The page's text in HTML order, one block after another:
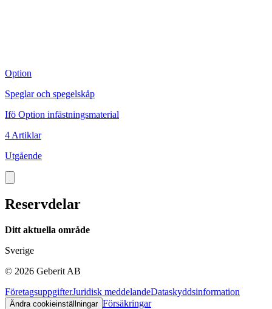
Option
Speglar och spegelskåp
Ifö Option infästningsmaterial
4 Artiklar
Utgående
Reservdelar
Ditt aktuella område
Sverige
© 2026 Geberit AB
FöretagsuppgifterJuridisk meddelandeDataskyddsinformation
Ändra cookieinställningar Försäkringar